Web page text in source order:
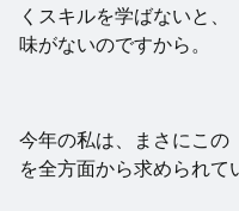
くスキルを学ばないと
味がないのですから。
今年の私は、まさにこの
を全方面から求められて